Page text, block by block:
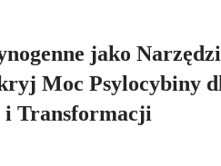
jako
Moc Psylocybiny
i Transformacji